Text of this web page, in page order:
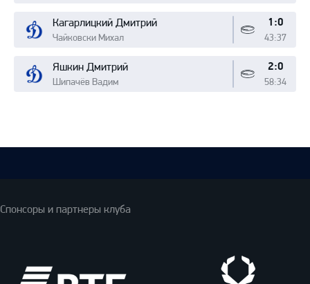
Кагарлицкий Дмитрий
Чайковски Михал
1:0
43:37
Яшкин Дмитрий
Шипачёв Вадим
2:0
58:34
Спонсоры и партнеры клуба